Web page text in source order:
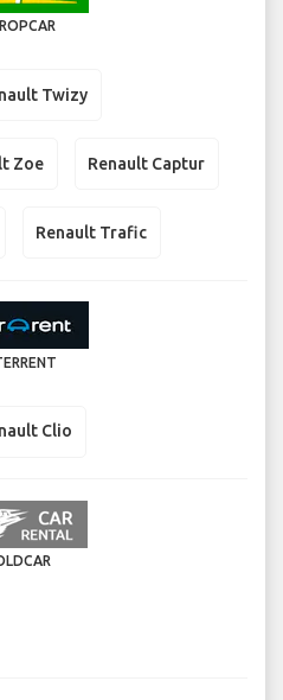
Twizy
Zoe Renault Captur
Renault Trafic
Clio